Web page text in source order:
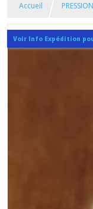
Accueil
Voir Info Expédition